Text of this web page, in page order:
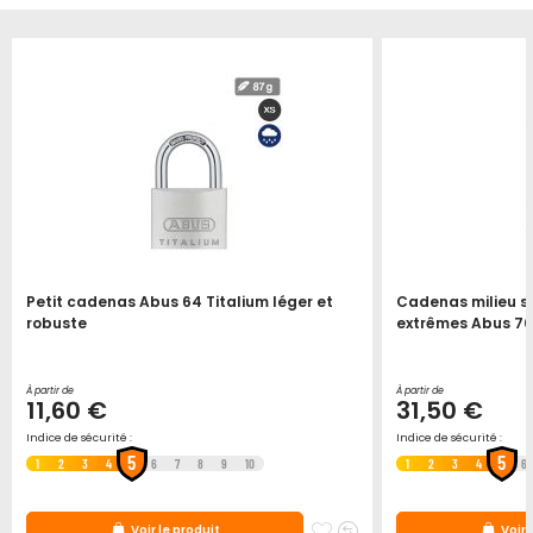
Petit cadenas Abus 64 Titalium léger et
robuste
À partir de
11,60 €
Indice de sécurité :
1 2 3 4 5 6 7 8 9 10
Cadenas milieu
extrêmes Abus
À partir de
31,50 €
Indice de sécurité :
1 2 3 4 5 6